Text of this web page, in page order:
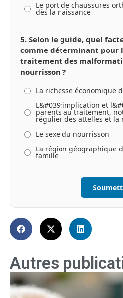
Le port de chaussures
dès la naissance
5. Selon le guide, quel
comme déterminant pour
traitement des
nourrisson ?
La richesse économique
L&#039;implication et
parents au traitement,
régulier des attelles et la
Le sexe du nourrisson
La région géographique
famille
Autres